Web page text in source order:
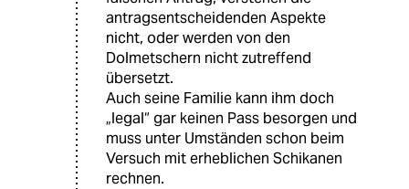
antragsentscheidenden Aspekte
nicht, oder werden von den
Dolmetschern nicht zutreffend
übersetzt.
Auch seine Familie kann ihm doch
„legal“ gar keinen Pass besorgen und
muss unter Umständen schon beim
Versuch mit erheblichen Schikanen
rechnen.